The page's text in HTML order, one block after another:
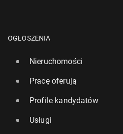
OGŁOSZENIA
Nieruchomości
Pracę oferują
Profile kandydatów
Usługi